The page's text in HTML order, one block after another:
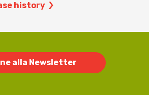
history
alla Newsletter